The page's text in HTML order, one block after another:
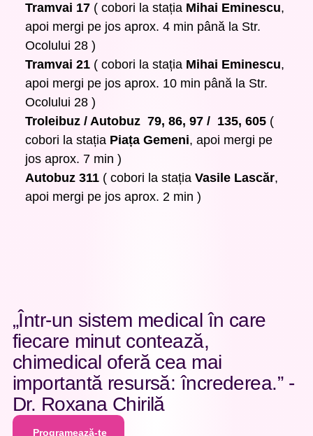
Tramvai 17 ( cobori la stația Mihai Eminescu,
apoi mergi pe jos aprox. 4 min până la Str.
Ocolului 28 )
Tramvai 21 ( cobori la stația Mihai Eminescu,
apoi mergi pe jos aprox. 10 min până la Str.
Ocolului 28 )
Troleibuz / Autobuz 79, 86, 97 / 135, 605 (
cobori la stația Piața Gemeni, apoi mergi pe
jos aprox. 7 min )
Autobuz 311 ( cobori la stația Vasile Lascăr,
apoi mergi pe jos aprox. 2 min )
„Într-un sistem medical în care
fiecare minut contează,
chimedical oferă cea mai
importantă resursă: încrederea.” -
Dr. Roxana Chirilă
Programează-te